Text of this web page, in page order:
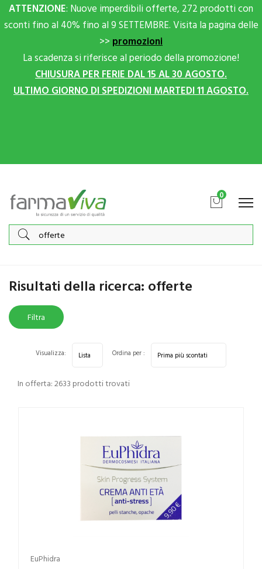
ATTENZIONE: Nuove imperdibili offerte, 272 prodotti con
sconti fino al 40% fino al 9 SETTEMBRE. Visita la pagina delle
>> promozioni
La scadenza si riferisce al periodo della promozione!
CHIUSURA PER FERIE DAL 15 AL 30 AGOSTO.
ULTIMO GIORNO DI SPEDIZIONI MARTEDI 11 AGOSTO.
0
Home Risultati della ricerca prodotti offerte
Risultati della ricerca: offerte
Filtra
In offerta: 2633 prodotti trovati
Visualizza: Ordina per :
EuPhidra